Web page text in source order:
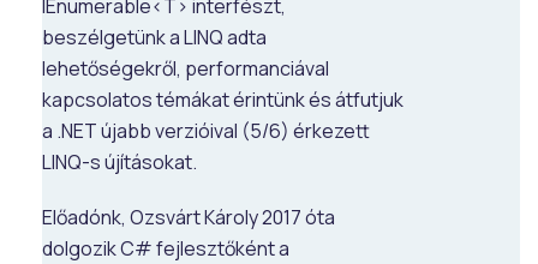
IEnumerable<T> interfészt,
beszélgetünk a LINQ adta
lehetőségekről, performanciával
kapcsolatos témákat érintünk és átfutjuk
a .NET újabb verzióival (5/6) érkezett
LINQ-s újításokat.
Előadónk, Ozsvárt Károly 2017 óta
dolgozik C# fejlesztőként a